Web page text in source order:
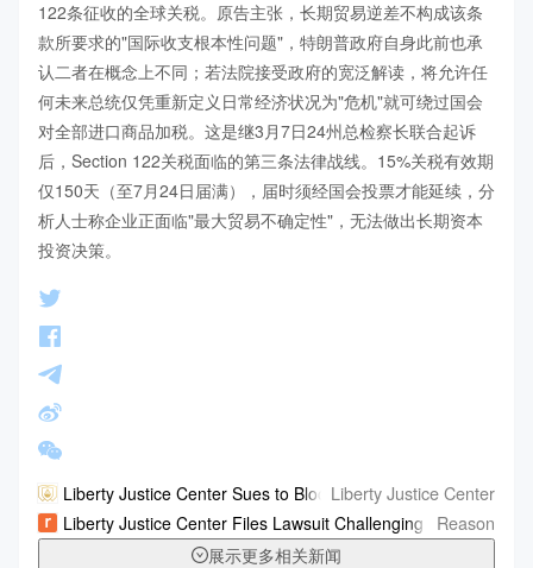
122条征收的全球关税。原告主张，长期贸易逆差不构成该条
款所要求的"国际收支根本性问题"，特朗普政府自身此前也承
认二者在概念上不同；若法院接受政府的宽泛解读，将允许任
何未来总统仅凭重新定义日常经济状况为"危机"就可绕过国会
对全部进口商品加税。这是继3月7日24州总检察长联合起诉
后，Section 122关税面临的第三条法律战线。15%关税有效期
仅150天（至7月24日届满），届时须经国会投票才能延续，分
析人士称企业正面临"最大贸易不确定性"，无法做出长期资本
投资决策。
Liberty Justice Center Sues to Block Trump Administration's
Liberty Justice Center
Liberty Justice Center Files Lawsuit Challenging Trump's
Reason
展示更多相关新闻